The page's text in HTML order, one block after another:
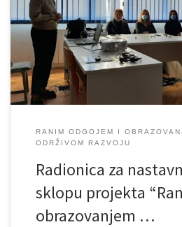
razvoju”. Projekt se realizira u okviru
Mreža za ruralni razvoj u Bosni i
Evropska unija. Cilj radionice je razvoj
razredne nastave potrebnih […]
RANIM ODGOJEM I
ODRŽIVOM RAZVOJU
Radionica za
sklopu projekta
obrazovanjem …